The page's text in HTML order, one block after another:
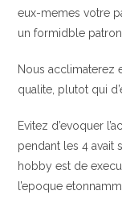
eux-memes votre
un formidble patron.
Nous acclimaterez
qualite, plutot qui
Evitez d’evoquer
pendant les 4 avait
hobby est de
l’epoque